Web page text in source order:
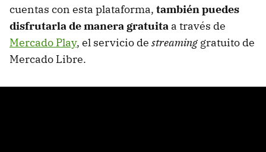
cuentas con esta plataforma, también puedes
disfrutarla de manera gratuita a través de
Mercado Play, el servicio de streaming gratuito de
Mercado Libre.